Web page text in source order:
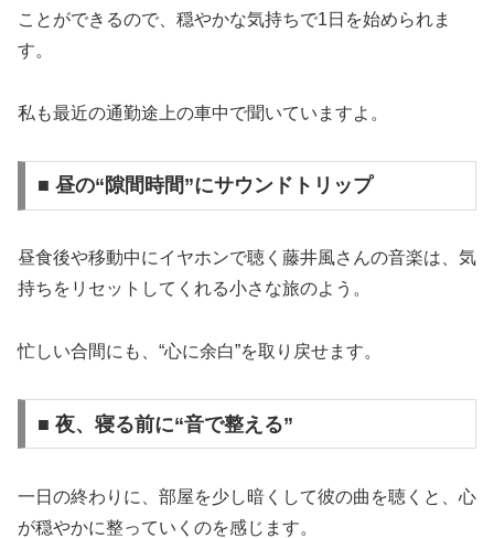
ことができるので、穏やかな気持ちで1日を始められま
す。
私も最近の通勤途上の車中で聞いていますよ。
■ 昼の“隙間時間”にサウンドトリップ
昼食後や移動中にイヤホンで聴く藤井風さんの音楽は、気
持ちをリセットしてくれる小さな旅のよう。
忙しい合間にも、“心に余白”を取り戻せます。
■ 夜、寝る前に“音で整える”
一日の終わりに、部屋を少し暗くして彼の曲を聴くと、心
が穏やかに整っていくのを感じます。